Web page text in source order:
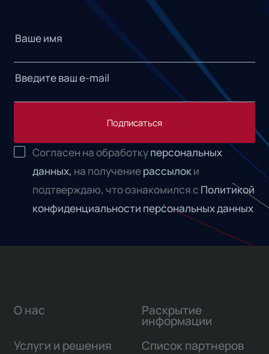
Подписаться
Согласен на обработкуперсональных
данных, на получениерассылоки
подтверждаю, что ознакомился с Политикой
конфиденциальности персональных данных
О нас
Услуги и решения
Раскрытие
информации
Список партнеров